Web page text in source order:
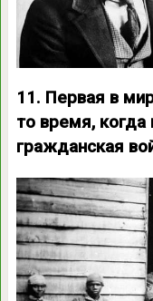
11. Первая в
то время,
гражданская